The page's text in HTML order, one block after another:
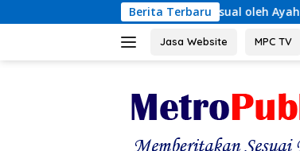
ke
Berita Terbaru
Kekerasan Seksual oleh Ayah Angkat
Jasa Website MPC TV